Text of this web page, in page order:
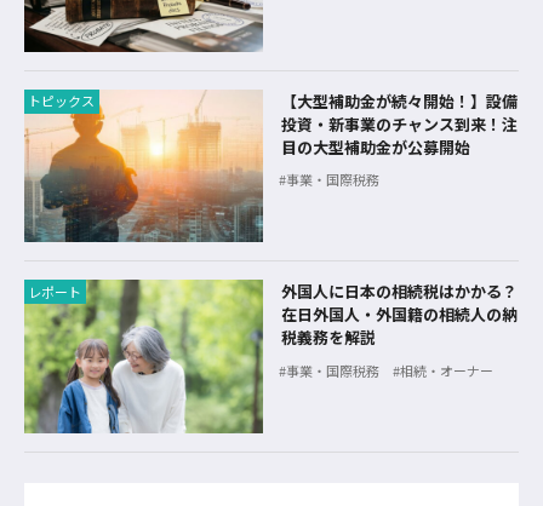
トピックス
【大型補助金が続々開始！】設備
投資・新事業のチャンス到来！注
目の大型補助金が公募開始
事業・国際税務
レポート
外国人に日本の相続税はかかる？
在日外国人・外国籍の相続人の納
税義務を解説
事業・国際税務 相続・オーナー